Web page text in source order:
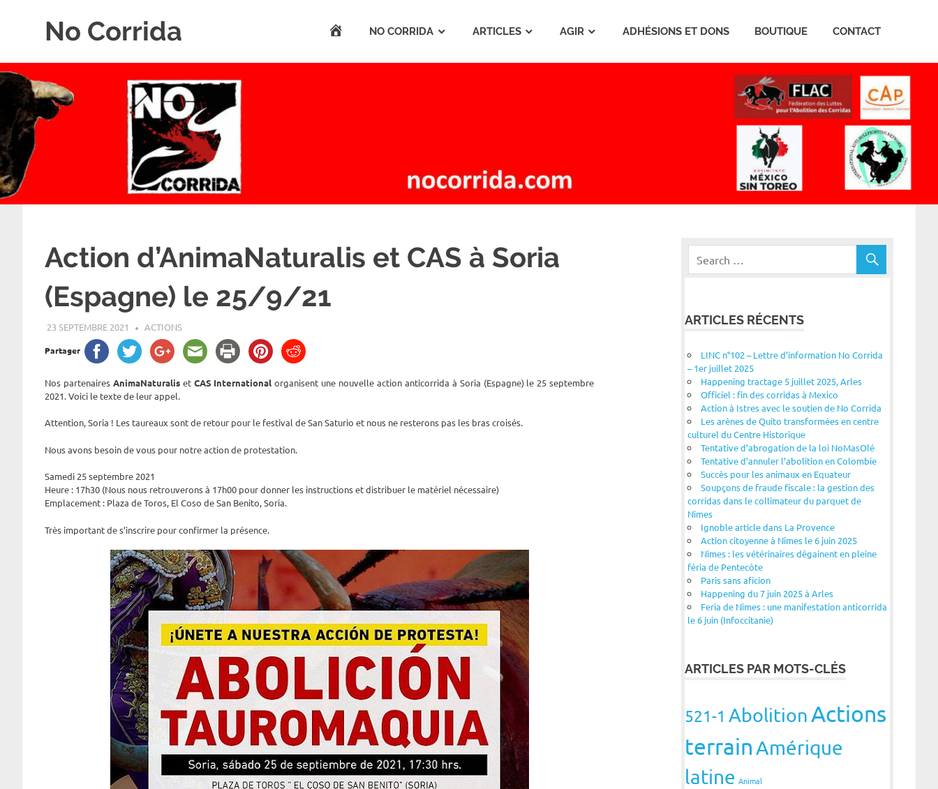
No Corrida
la
corrida
ACCUEILNO CORRIDA ARTICLES AGIR ADHÉSIONS ET DONS BOUTIQUE CONTACT
Action d’AnimaNaturalis et CAS à Soria
(Espagne) le 25/9/21
23 SEPTEMBRE 2021 ROGER LAHANA
ACTIONS
Partager
Nos partenaires AnimaNaturaliset CAS International organisent une nouvelle action anticorrida à Soria (Espagne) le 25 septembre
2021. Voici le texte de leur appel.
Attention, Soria ! Les taureaux sont de retour pour le festival de San Saturio et nous ne resterons pas les bras croisés.
Nous avons besoin de vous pour notre action de protestation.
Samedi 25 septembre 2021
Heure : 17h30 (Nous nous retrouverons à 17h00 pour donner les instructions et distribuer le matériel nécessaire)
Emplacement : Plaza de Toros, El Coso de San Benito, Soria.
Très important de s’inscrire pour confirmer la présence.
ARTICLES RÉCENTS
LINC n°102 – Lettre d’information No Corrida
– 1er juillet 2025
Happening tractage 5 juillet 2025, Arles
Officiel : fin des corridas à Mexico
Action à Istres avec le soutien de No Corrida
Les arènes de Quito transformées en centre
culturel du Centre Historique
Tentative d’abrogation de la loi NoMasOlé
Tentative d’annuler l’abolition en Colombie
Succès pour les animaux en Equateur
Soupçons de fraude fiscale : la gestion des
corridas dans le collimateur du parquet de
Nîmes
Ignoble article dans La Provence
Action citoyenne à Nîmes le 6 juin 2025
Nîmes : les vétérinaires dégainent en pleine
féria de Pentecôte
Paris sans aficion
Happening du 7 juin 2025 à Arles
Feria de Nîmes : une manifestation anticorrida
le 6 juin (Infoccitanie)
ARTICLES PAR MOTS-CLÉS
521-1 AbolitionActions
terrainAmérique
latine Animal